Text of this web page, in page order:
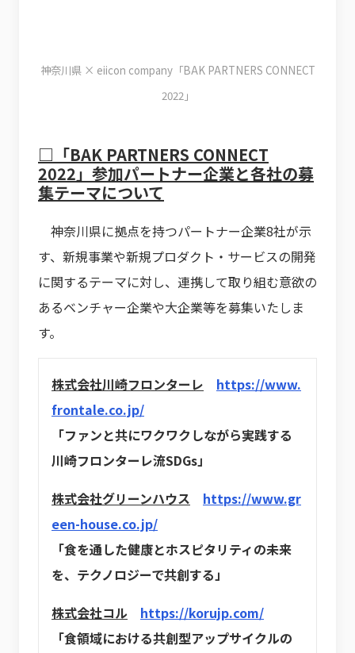
神奈川県 × eiicon company「BAK PARTNERS CONNECT
2022」
□「BAK PARTNERS CONNECT
2022」参加パートナー企業と各社の募
集テーマについて
神奈川県に拠点を持つパートナー企業8社が示
す、新規事業や新規プロダクト・サービスの開発
に関するテーマに対し、連携して取り組む意欲の
あるベンチャー企業や大企業等を募集いたしま
す。
株式会社川崎フロンターレ
https://www.
frontale.co.jp/
「ファンと共にワクワクしながら実践する
川崎フロンターレ流SDGs」
株式会社グリーンハウス
https://www.gr
een-house.co.jp/
「食を通した健康とホスピタリティの未来
を、テクノロジーで共創する」
株式会社コル
https://korujp.com/
「食領域における共創型アップサイクルの